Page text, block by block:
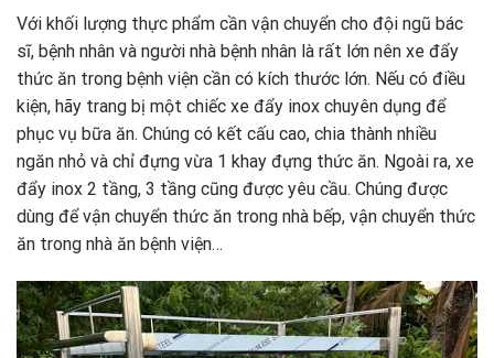
Với khối lượng thực phẩm cần vận chuyển cho đội ngũ bác
sĩ, bệnh nhân và người nhà bệnh nhân là rất lớn nên xe đẩy
thức ăn trong bệnh viện cần có kích thước lớn. Nếu có điều
kiện, hãy trang bị một chiếc xe đẩy inox chuyên dụng để
phục vụ bữa ăn. Chúng có kết cấu cao, chia thành nhiều
ngăn nhỏ và chỉ đựng vừa 1 khay đựng thức ăn. Ngoài ra, xe
đẩy inox 2 tầng, 3 tầng cũng được yêu cầu. Chúng được
dùng để vận chuyển thức ăn trong nhà bếp, vận chuyển thức
ăn trong nhà ăn bệnh viện…